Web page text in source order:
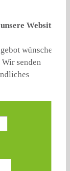
Website
wünschen,
senden